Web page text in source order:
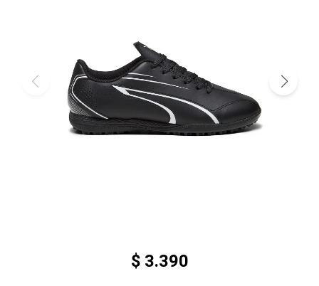
$ 3.390